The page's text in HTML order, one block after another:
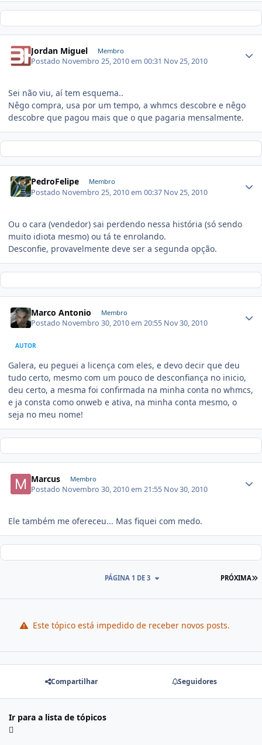
Jordan Miguel Membro
Postado Novembro 25, 2010 em 00:31 Nov 25, 2010
Sei não viu, aí tem esquema..
Nêgo compra, usa por um tempo, a whmcs descobre e nêgo
descobre que pagou mais que o que pagaria mensalmente.
PedroFelipe Membro
Postado Novembro 25, 2010 em 00:37 Nov 25, 2010
Ou o cara (vendedor) sai perdendo nessa história (só sendo
muito idiota mesmo) ou tá te enrolando.
Desconfie, provavelmente deve ser a segunda opção.
Marco Antonio Membro
Postado Novembro 30, 2010 em 20:55 Nov 30, 2010
AUTOR
Galera, eu peguei a licença com eles, e devo decir que deu
tudo certo, mesmo com um pouco de desconfiança no inicio,
deu certo, a mesma foi confirmada na minha conta no whmcs,
e ja consta como onweb e ativa, na minha conta mesmo, o
seja no meu nome!
Marcus Membro
Postado Novembro 30, 2010 em 21:55 Nov 30, 2010
Ele também me ofereceu... Mas fiquei com medo.
PRÓXIMA
PÁGINA 1 DE 3
Este tópico está impedido de receber novos posts.
Compartilhar Seguidores
Ir para a lista de tópicos